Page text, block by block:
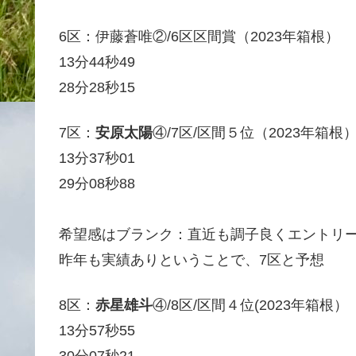
6区：伊藤蒼唯②/6区区間賞（2023年箱根）
13分44秒49
28分28秒15
7区： 安原太陽④/7区/区間５位（2023年箱根）
13分37秒01
29分08秒88
希望感はブランク：直近も調子良くエントリ
昨年も実績ありということで、7区と予想
8区： 赤星雄斗④/8区/区間４位(2023年箱根）
13分57秒55